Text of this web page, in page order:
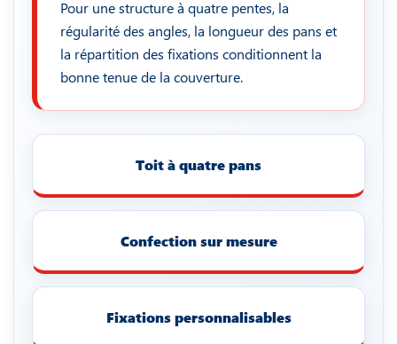
Pour une structure à quatre pentes, la
régularité des angles, la longueur des pans et
la répartition des fixations conditionnent la
bonne tenue de la couverture.
Toit à quatre pans
Confection sur mesure
Fixations personnalisables